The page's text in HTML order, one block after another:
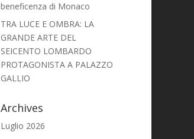
beneficenza di Monaco
TRA LUCE E OMBRA: LA
GRANDE ARTE DEL
SEICENTO LOMBARDO
PROTAGONISTA A PALAZZO
GALLIO
Archives
Luglio 2026